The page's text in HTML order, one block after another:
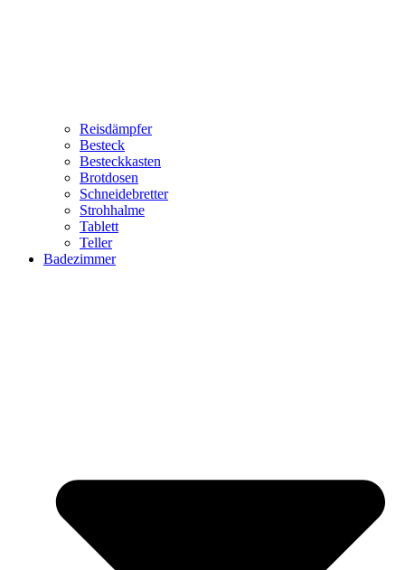
Reisdämpfer
Besteck
Besteckkasten
Brotdosen
Schneidebretter
Strohhalme
Tablett
Teller
Badezimmer